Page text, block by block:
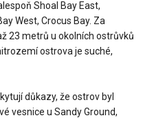
Shoal Bay East,
West, Crocus Bay. Za
23 metrů u okolních ostrůvků
ostrova je suché,
důkazy, že ostrov byl
vesnice u Sandy Ground,